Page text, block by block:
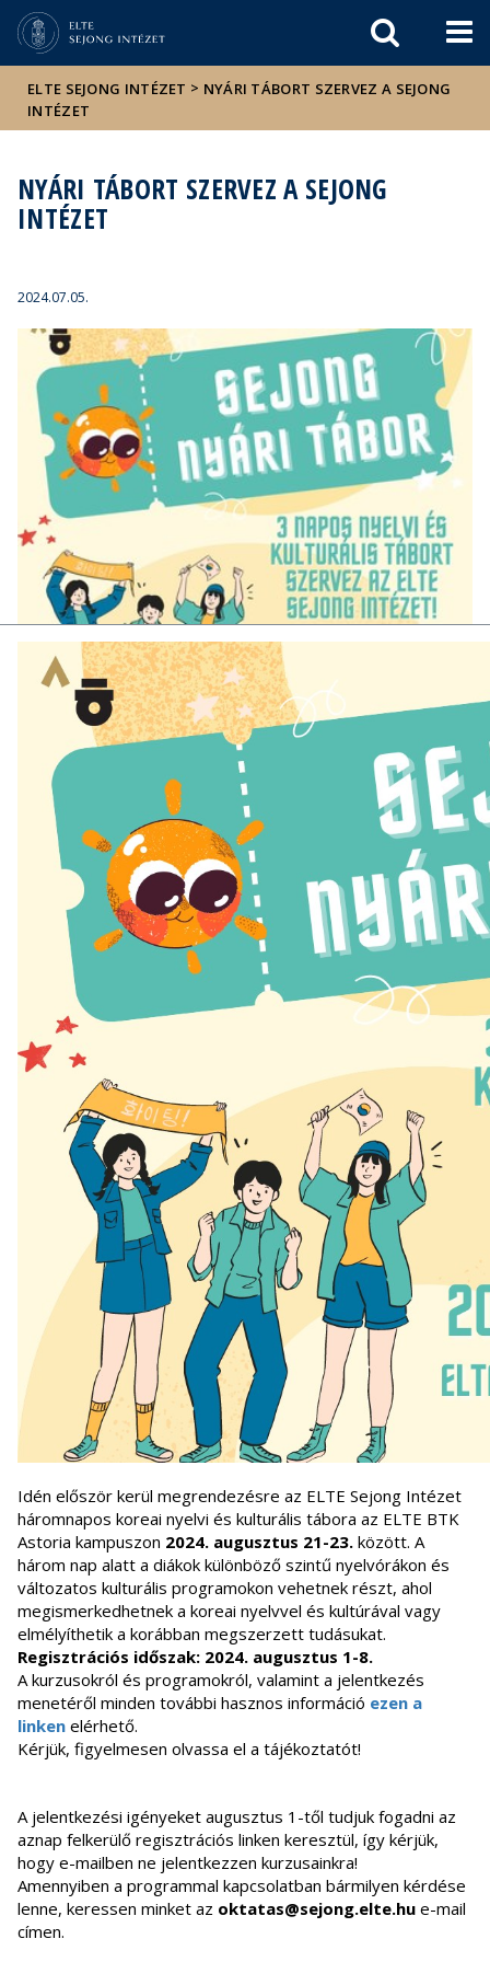
sajtóban
ELTE SEJONG INTÉZET > NYÁRI TÁBORT SZERVEZ A SEJONG
INTÉZET
NYÁRI TÁBORT SZERVEZ A SEJONG
INTÉZET
2024.07.05.
Idén először kerül megrendezésre az ELTE Sejong Intézet
háromnapos koreai nyelvi és kulturális tábora az ELTE BTK
Astoria kampuszon 2024. augusztus 21-23. között. A
három nap alatt a diákok különböző szintű nyelvórákon és
változatos kulturális programokon vehetnek részt, ahol
megismerkedhetnek a koreai nyelvvel és kultúrával vagy
elmélyíthetik a korábban megszerzett tudásukat.
Regisztrációs időszak: 2024. augusztus 1-8.
A kurzusokról és programokról, valamint a jelentkezés
menetéről minden további hasznos információ ezen a
linken elérhető.
Kérjük, figyelmesen olvassa el a tájékoztatót!
A jelentkezési igényeket augusztus 1-től tudjuk fogadni az
aznap felkerülő regisztrációs linken keresztül, így kérjük,
hogy e-mailben ne jelentkezzen kurzusainkra!
Amennyiben a programmal kapcsolatban bármilyen kérdése
lenne, keressen minket az oktatas@sejong.elte.hu e-mail
címen.